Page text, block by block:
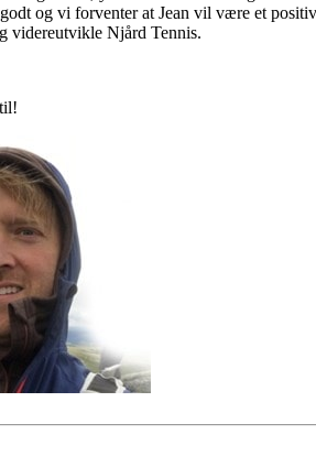
og vi forventer at Jean vil være et
videreutvikle Njård Tennis.